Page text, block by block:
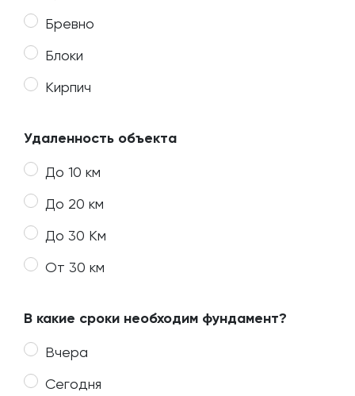
Бревно
Блоки
Кирпич
Удаленность объекта
До 10 км
До 20 км
До 30 Км
От 30 км
В какие сроки необходим фундамент?
Вчера
Сегодня